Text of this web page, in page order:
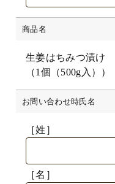
商品名
生姜はちみつ漬け
（1個（500g入））
お問い合わせ時氏名
［姓］
［名］